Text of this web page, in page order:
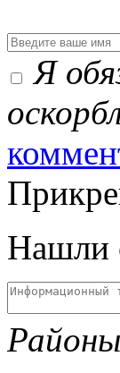
Я
Нашли
Районы